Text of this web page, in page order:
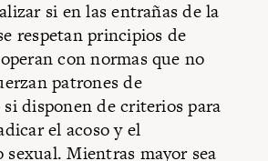
si en las entrañas de la
respetan principios de
con normas que no
patrones de
disponen de criterios para
el acoso y el
Mientras mayor sea